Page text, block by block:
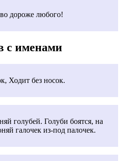
дороже любого!
с именами
Ходит без носок.
голубей. Голуби боятся, на
галочек из-под палочек.